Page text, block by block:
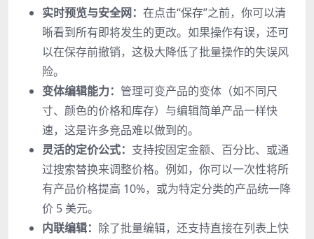
实时预览与安全网： 在点击“保存”之前，你可以清
晰看到所有即将发生的更改。如果操作有误，还可
以在保存前撤销，这极大降低了批量操作的失误风
险。
变体编辑能力： 管理可变产品的变体（如不同尺
寸、颜色的价格和库存）与编辑简单产品一样快
速，这是许多竞品难以做到的。
灵活的定价公式： 支持按固定金额、百分比、或通
过搜索替换来调整价格。例如，你可以一次性将所
有产品价格提高 10%，或为特定分类的产品统一降
价 5 美元。
内联编辑： 除了批量编辑，还支持直接在列表上快